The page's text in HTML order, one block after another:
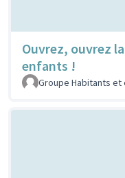
Ouvrez, ouvrez
enfants !
Groupe Habitants